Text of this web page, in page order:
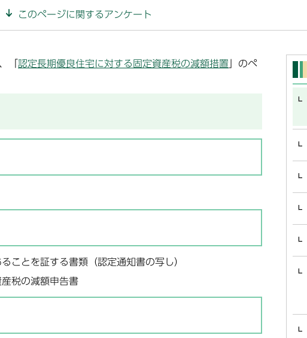
このページに関するアンケート
「 認定長期優良住宅に対する固定資産税の減額措置 」のペ
ことを証する書類（認定通知書の写し）
税の減額申告書